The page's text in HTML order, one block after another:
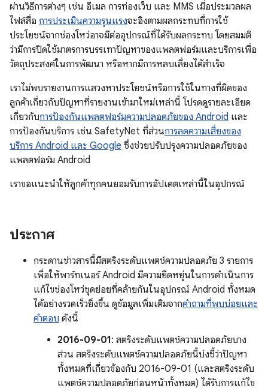
ผ่านวิธีการต่างๆ เช่น อีเมล การท่องเว็บ และ MMS เมื่อประมวลผล
ไฟล์สื่อ การประเมินความรุนแรงจะอิงตามผลกระทบที่การใช้
ประโยชน์จากช่องโหว่อาจมีต่ออุปกรณ์ที่ได้รับผลกระทบ โดยสมมติ
ว่ามีการปิดใช้มาตรการบรรเทาปัญหาของแพลตฟอร์มและบริการเพื่อ
วัตถุประสงค์ในการพัฒนา หรือหากมีการหลบเลี่ยงได้สําเร็จ
เราไม่พบรายงานการแสวงหาประโยชน์หรือการใช้ในทางที่ผิดของ
ลูกค้าเกี่ยวกับปัญหาที่รายงานเข้ามาใหม่เหล่านี้ โปรดดูรายละเอียด
เกี่ยวกับการป้องกันแพลตฟอร์มความปลอดภัยของ Android และ
การป้องกันบริการ เช่น SafetyNet ที่ส่วนการลดความเสี่ยงของ
บริการ Android และ Google ซึ่งช่วยปรับปรุงความปลอดภัยของ
แพลตฟอร์ม Android
เราขอแนะนำให้ลูกค้าทุกคนยอมรับการอัปเดตเหล่านี้ในอุปกรณ์
ประกาศ
กระดานข่าวสารนี้มีสตริงระดับแพตช์ความปลอดภัย 3 รายการ
เพื่อให้พาร์ทเนอร์ Android มีความยืดหยุ่นในการดำเนินการ
แก้ไขช่องโหว่ชุดย่อยที่คล้ายกันในอุปกรณ์ Android ทั้งหมด
ได้อย่างรวดเร็วยิ่งขึ้น ดูข้อมูลเพิ่มเติมจากคำถามที่พบบ่อยและ
คำตอบ ดังนี้
2016-09-01: สตริงระดับแพตช์ความปลอดภัยบาง
ส่วน สตริงระดับแพตช์ความปลอดภัยนี้บ่งชี้ว่าปัญหา
ทั้งหมดที่เกี่ยวข้องกับ 2016-09-01 (และสตริงระดับ
แพตช์ความปลอดภัยก่อนหน้าทั้งหมด) ได้รับการแก้ไข